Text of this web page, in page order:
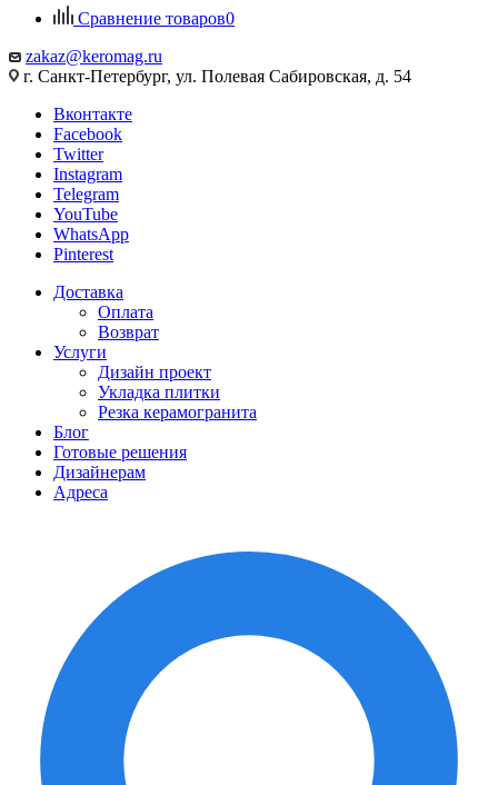
Сравнение товаров0
zakaz@keromag.ru
г. Санкт-Петербург, ул. Полевая Сабировская, д. 54
Вконтакте
Facebook
Twitter
Instagram
Telegram
YouTube
WhatsApp
Pinterest
Доставка
Оплата
Возврат
Услуги
Дизайн проект
Укладка плитки
Резка керамогранита
Блог
Готовые решения
Дизайнерам
Адреса